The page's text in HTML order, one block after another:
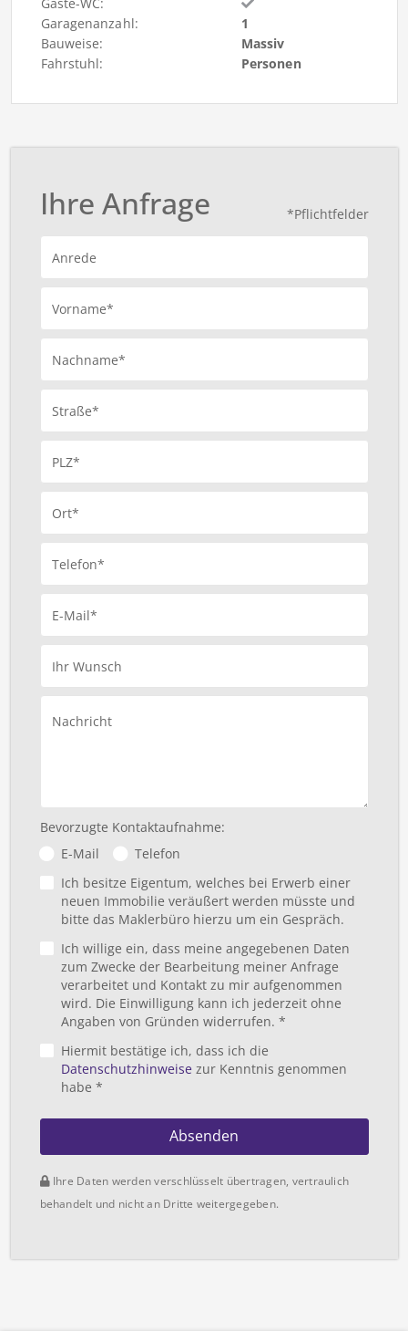
Garagenanzahl:
1
Bauweise:
Massiv
Fahrstuhl:
Personen
*Pflichtfelder
Ihre Anfrage
Anrede
Vorname*
Nachname*
Straße*
PLZ*
Ort*
Telefon*
E-Mail*
Ihr Wunsch
Nachricht
Bevorzugte Kontaktaufnahme:
E-Mail
Telefon
Ich besitze Eigentum, welches bei Erwerb einer
neuen Immobilie veräußert werden müsste und
bitte das Maklerbüro hierzu um ein Gespräch.
Ich willige ein, dass meine angegebenen Daten
zum Zwecke der Bearbeitung meiner Anfrage
verarbeitet und Kontakt zu mir aufgenommen
wird. Die Einwilligung kann ich jederzeit ohne
Angaben von Gründen widerrufen. *
Hiermit bestätige ich, dass ich die
Datenschutzhinweisezur Kenntnis genommen
habe *
Absenden
Ihre Daten werden verschlüsselt übertragen, vertraulich
behandelt und nicht an Dritte weitergegeben.